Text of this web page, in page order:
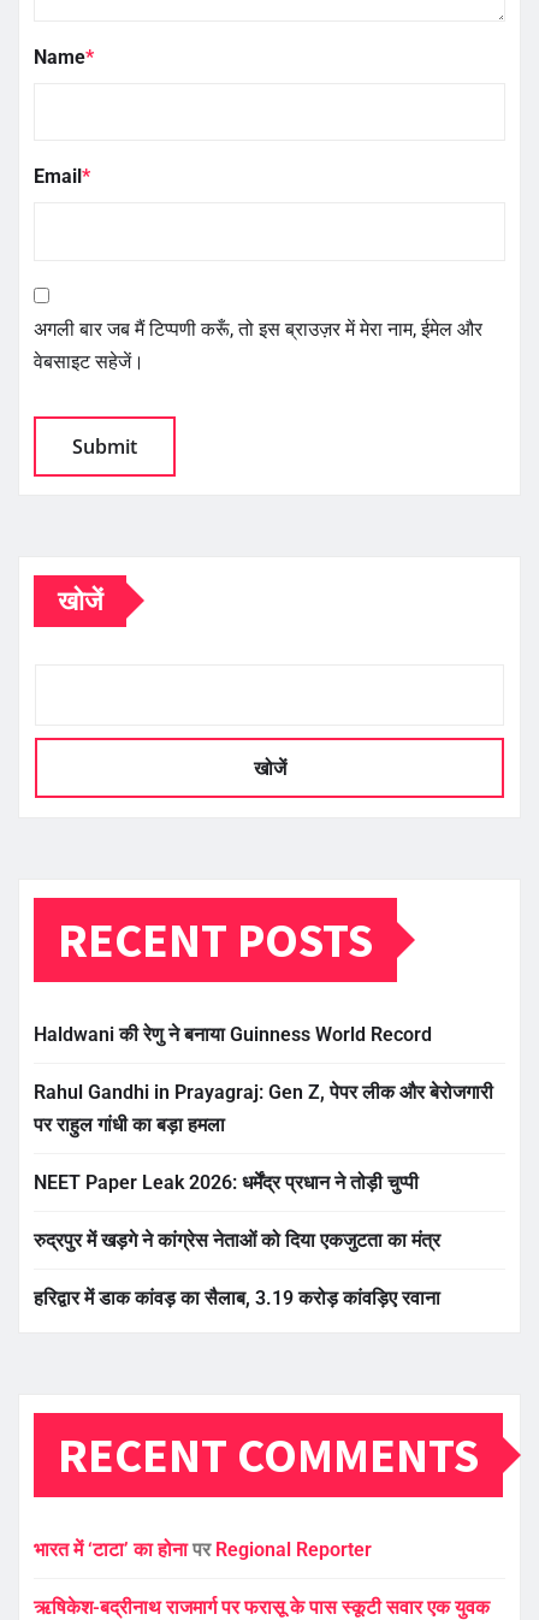
Name*
Email *
अगली बार जब मैं टिप्पणी करूँ, तो इस ब्राउज़र में मेरा नाम, ईमेल और
वेबसाइट सहेजें।
खोजें
खोजें
RECENT POSTS
Haldwani की रेणु ने बनाया Guinness World Record
Rahul Gandhi in Prayagraj: Gen Z, पेपर लीक और बेरोजगारी
पर राहुल गांधी का बड़ा हमला
NEET Paper Leak 2026: धर्मेंद्र प्रधान ने तोड़ी चुप्पी
रुद्रपुर में खड़गे ने कांग्रेस नेताओं को दिया एकजुटता का मंत्र
हरिद्वार में डाक कांवड़ का सैलाब, 3.19 करोड़ कांवड़िए रवाना
RECENT COMMENTS
भारत में ‘टाटा’ का होनापर Regional Reporter
ऋषिकेश-बद्रीनाथ राजमार्ग पर फरासू के पास स्कूटी सवार एक युवक